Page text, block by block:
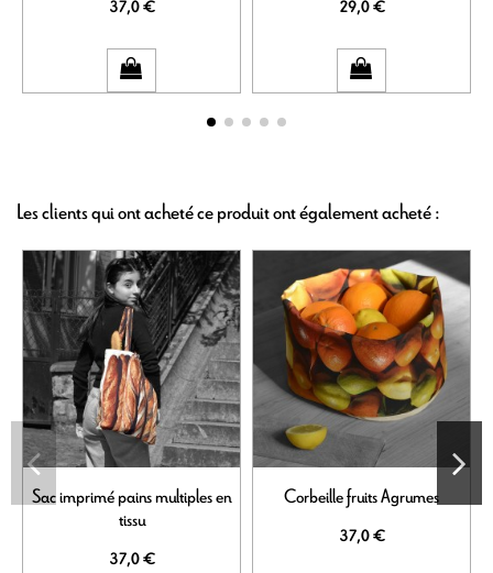
37,0 € 29,0 €
Les clients qui ont acheté ce produit ont également acheté :
Sac imprimé pains multiples en
tissu
37,0 €
Corbeille fruits Agrumes
37,0 €